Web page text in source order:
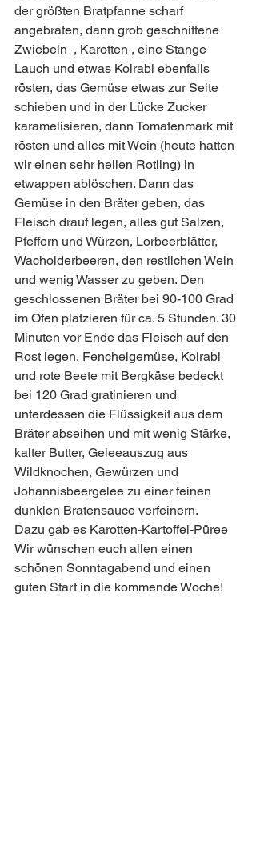
der größten Bratpfanne scharf
angebraten, dann grob geschnittene
Zwiebeln  , Karotten , eine Stange
Lauch und etwas Kolrabi ebenfalls
rösten, das Gemüse etwas zur Seite
schieben und in der Lücke Zucker
karamelisieren, dann Tomatenmark mit
rösten und alles mit Wein (heute hatten
wir einen sehr hellen Rotling) in
etwappen ablöschen. Dann das
Gemüse in den Bräter geben, das
Fleisch drauf legen, alles gut Salzen,
Pfeffern und Würzen, Lorbeerblätter,
Wacholderbeeren, den restlichen Wein
und wenig Wasser zu geben. Den
geschlossenen Bräter bei 90-100 Grad
im Ofen platzieren für ca. 5 Stunden. 30
Minuten vor Ende das Fleisch auf den
Rost legen, Fenchelgemüse, Kolrabi
und rote Beete mit Bergkäse bedeckt
bei 120 Grad gratinieren und
unterdessen die Flüssigkeit aus dem
Bräter abseihen und mit wenig Stärke,
kalter Butter, Geleeauszug aus
Wildknochen, Gewürzen und
Johannisbeergelee zu einer feinen
dunklen Bratensauce verfeinern.
Dazu gab es Karotten-Kartoffel-Püree
Wir wünschen euch allen einen
schönen Sonntagabend und einen
guten Start in die kommende Woche!